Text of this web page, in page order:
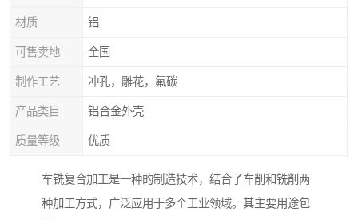
材质 铝
可售卖地 全国
制作工艺 冲孔，雕花，氟碳
产品类目 铝合金外壳
质量等级 优质
车铣复合加工是一种的制造技术，结合了车削和铣削两
种加工方式，广泛应用于多个工业领域。其主要用途包